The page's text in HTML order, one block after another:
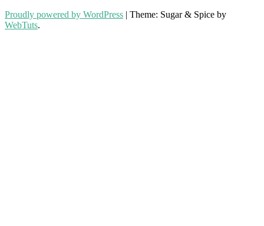
Proudly powered by WordPress | Theme: Sugar & Spice by
WebTuts.